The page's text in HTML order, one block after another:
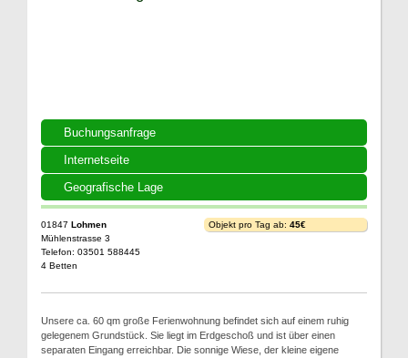
Buchungsanfrage
Internetseite
Geografische Lage
01847 Lohmen
Mühlenstrasse 3
Telefon: 03501 588445
4 Betten
Objekt pro Tag ab: 45€
Unsere ca. 60 qm große Ferienwohnung befindet sich auf einem ruhig
gelegenem Grundstück. Sie liegt im Erdgeschoß und ist über einen
separaten Eingang erreichbar. Die sonnige Wiese, der kleine eigene